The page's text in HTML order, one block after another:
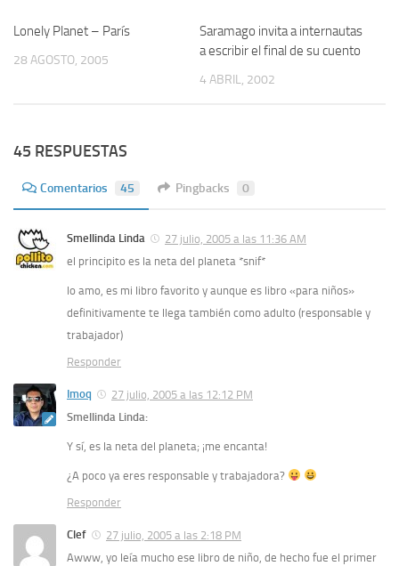
Lonely Planet – París
28 AGOSTO, 2005
Saramago invita a internautas
a escribir el final de su cuento
4 ABRIL, 2002
45 RESPUESTAS
Comentarios 45 Pingbacks 0
Smellinda Linda
27 julio, 2005 a las 11:36 AM
el principito es la neta del planeta *snif*
lo amo, es mi libro favorito y aunque es libro «para niños»
definitivamente te llega también como adulto (responsable y
trabajador)
Responder
Imoq
27 julio, 2005 a las 12:12 PM
Smellinda Linda:
Y sí, es la neta del planeta; ¡me encanta!
¿A poco ya eres responsable y trabajadora?
Responder
Clef
27 julio, 2005 a las 2:18 PM
Awww, yo leía mucho ese libro de niño, de hecho fue el primer